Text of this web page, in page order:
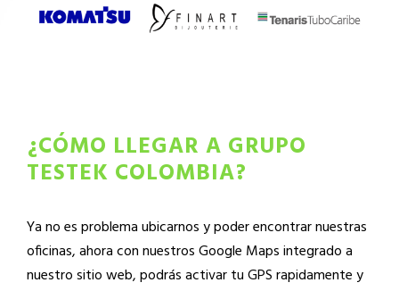
¿CÓMO LLEGAR A GRUPO
TESTEK COLOMBIA?
Ya no es problema ubicarnos y poder encontrar nuestras
oficinas, ahora con nuestros Google Maps integrado a
nuestro sitio web, podrás activar tu GPS rapidamente y